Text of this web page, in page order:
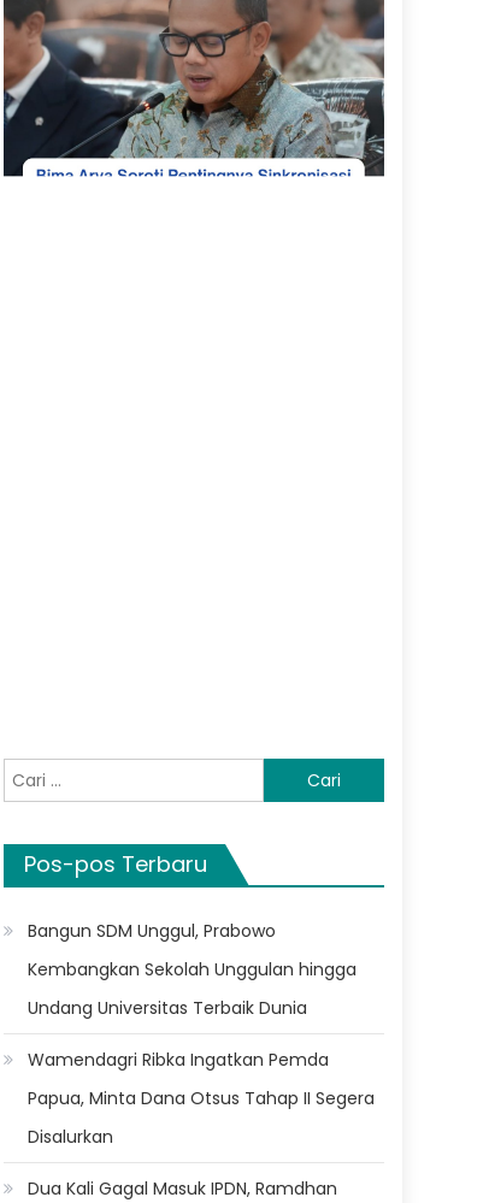
Cari
untuk:
Pos-pos Terbaru
Bangun SDM Unggul, Prabowo
Kembangkan Sekolah Unggulan hingga
Undang Universitas Terbaik Dunia
Wamendagri Ribka Ingatkan Pemda
Papua, Minta Dana Otsus Tahap II Segera
Disalurkan
Dua Kali Gagal Masuk IPDN, Ramdhan